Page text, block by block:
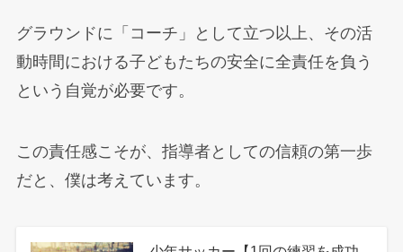
グラウンドに「コーチ」として立つ以上、その活
動時間における子どもたちの安全に全責任を負う
という自覚が必要です。
この責任感こそが、指導者としての信頼の第一歩
だと、僕は考えています。